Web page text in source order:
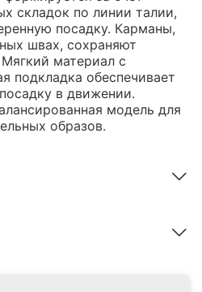
складок по линии талии,
посадку. Карманы,
швах, сохраняют
материал с
подкладка обеспечивает
в движении.
модель для
образов.